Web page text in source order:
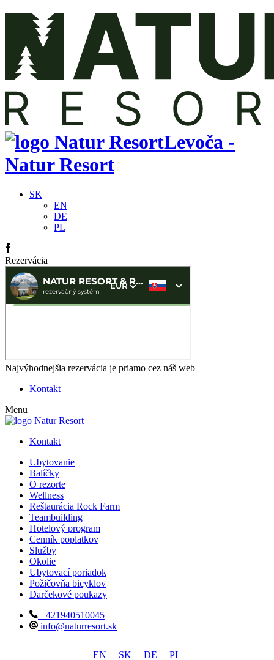
Levoča -
Natur Resort
SK
EN
DE
PL
Rezervácia
Najvýhodnejšia rezervácia je priamo cez náš web
Kontakt
Menu
Kontakt
Ubytovanie
Balíčky
O rezorte
Wellness
Reštaurácia Rock Farm
Teambuilding
Hotelový program
Cenník poplatkov
Služby
Okolie
Ubytovací poriadok
Požičovňa bicyklov
Darčekové poukazy
+421940510045
info@naturresort.sk
EN SK DE PL